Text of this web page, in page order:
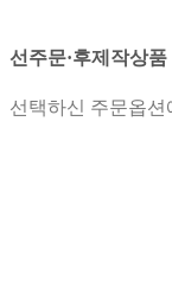
선주문·후제작상품
선택하신 주문옵